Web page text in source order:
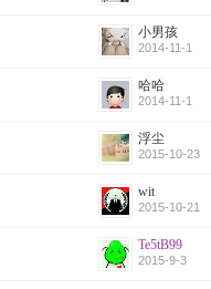
小男孩
2014-11-1
哈哈
2014-11-1
浮尘
2015-10-23
wit
2015-10-21
Te5tB99
2015-9-3